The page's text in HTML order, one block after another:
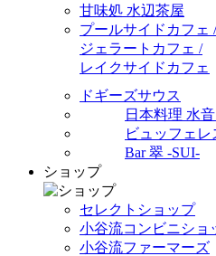
甘味処 水辺茶屋
プールサイドカフェ /
ジェラートカフェ /
レイクサイドカフェ
ドギーズサウス
日本料理 水
ビュッフェ
Bar 翠 -SUI-
ショップ
セレクトショップ
小谷流コンビニショ
小谷流ファーマーズ